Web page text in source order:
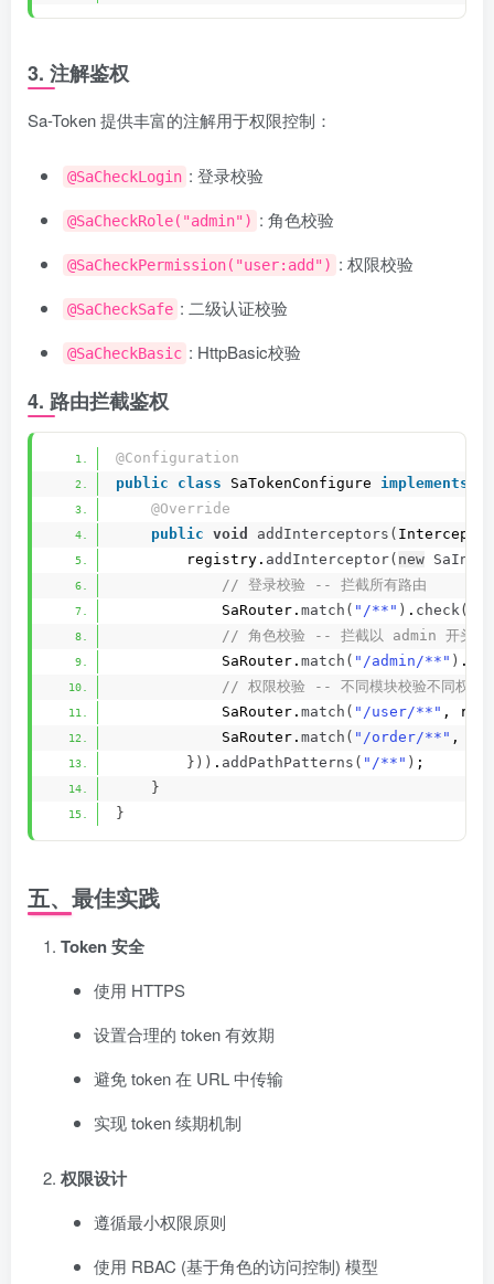
3. 注解鉴权
Sa-Token 提供丰富的注解用于权限控制：
@SaCheckLogin : 登录校验
@SaCheckRole("admin") : 角色校验
@SaCheckPermission("user:add") : 权限校验
@SaCheckSafe : 二级认证校验
@SaCheckBasic : HttpBasic校验
4. 路由拦截鉴权
@Configuration
public
class SaTokenConfigure implements
@Override
public void addInterceptors (
        registry.
addInterceptor( new
// 登录校验 -- 拦截所有路由
            SaRouter.
match ( "/**" ) . check (
// 角色校验 -- 拦截以 admin 开头的
            SaRouter.
match ( "/admin/**" ) .
// 权限校验 -- 不同模块校验不同权限
            SaRouter.
match ( "/user/**" , r -
            SaRouter.
match ( "/order/**" , r -
})) . addPathPatterns ( "/**" ) ;
}
}
五、最佳实践
Token 安全
使用 HTTPS
设置合理的 token 有效期
避免 token 在 URL 中传输
实现 token 续期机制
权限设计
遵循最小权限原则
使用 RBAC (基于角色的访问控制) 模型